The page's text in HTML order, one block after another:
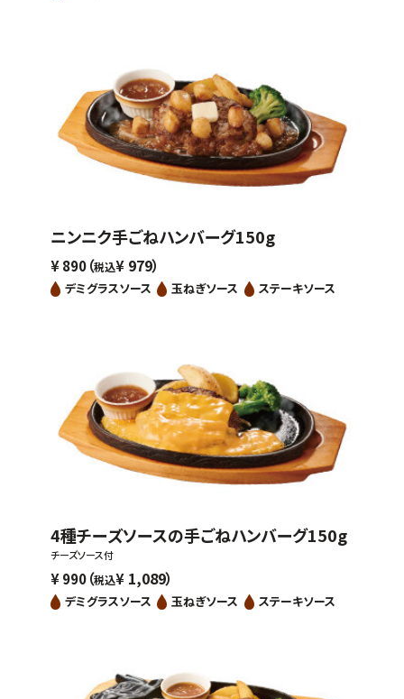
ニンニク手ごねハンバーグ150g
¥890（税込¥979）
デミグラスソース 玉ねぎソース ステーキソース
4種チーズソースの手ごねハンバーグ150g
チーズソース付
¥990（税込¥1,089）
デミグラスソース 玉ねぎソース ステーキソース